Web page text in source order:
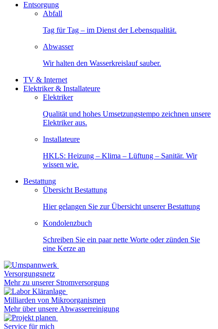
Entsorgung
Abfall
Tag für Tag – im Dienst der Lebensqualität.
Abwasser
Wir halten den Wasserkreislauf sauber.
TV & Internet
Elektriker & Installateure
Elektriker
Qualität und hohes Umsetzungstempo zeichnen unsere
Elektriker aus.
Installateure
HKLS: Heizung – Klima – Lüftung – Sanitär. Wir
wissen wie.
Bestattung
Übersicht Bestattung
Hier gelangen Sie zur Übersicht unserer Bestattung
Kondolenzbuch
Schreiben Sie ein paar nette Worte oder zünden Sie
eine Kerze an
Versorgungsnetz
Mehr zu unserer Stromversorgung
Milliarden von Mikroorganismen
Mehr über unsere Abwasserreinigung
Service für mich